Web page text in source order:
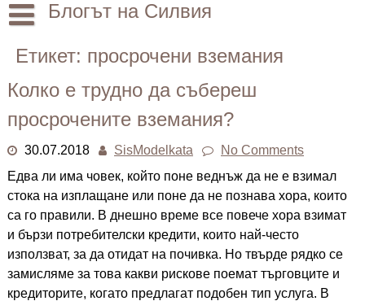
Skip
to
Блогът на Силвия
Етикет: просрочени вземания
Колко е трудно да събереш
просрочените вземания?
30.07.2018 SisModelkata
No Comments
Едва ли има човек, който поне веднъж да не е взимал
стока на изплащане или поне да не познава хора, които
са го правили. В днешно време все повече хора взимат
и бързи потребителски кредити, които най-често
използват, за да отидат на почивка. Но твърде рядко се
замисляме за това какви рискове поемат търговците и
кредиторите, когато предлагат подобен тип услуга. В